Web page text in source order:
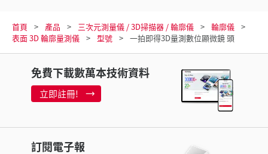
首頁 產品 三次元測量儀 / 3D掃描器 / 輪廓儀
輪廓儀
表面 3D 輪廓量測儀
型號 一拍即得3D量測數位顯微鏡 頭
免費下載數萬本技術資料
立即註冊!
訂閱電子報